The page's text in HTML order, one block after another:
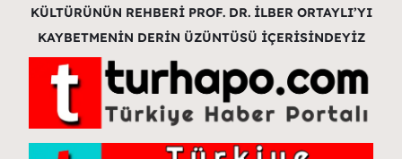
KÜLTÜRÜNÜN REHBERİ PROF. DR. İLBER ORTAYLI’YI
KAYBETMENİN DERİN ÜZÜNTÜSÜ İÇERİSİNDEYİZ